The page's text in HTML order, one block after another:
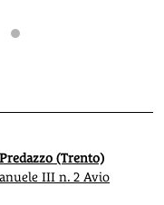
(Trento)
III n. 2 Avio